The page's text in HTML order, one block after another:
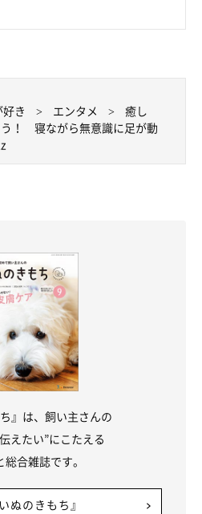
き エンタメ
癒し
！ 寝ながら無意識に足が動
』は、飼い主さんの
えたい”にこたえる
合雑誌です。
ぬのきもち』